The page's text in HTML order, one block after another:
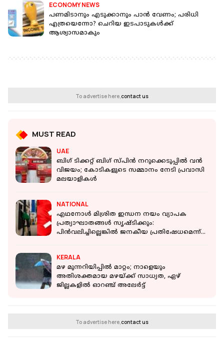
ECONOMY NEWS
പണമിടാനും എടുക്കാനും പാന്‍ വേണം; പരിധി
എത്രയെന്നോ? ചെറിയ ഇടപാടുകൾക്ക്
ആശ്വാസമാകും
To advertise here,contact us
MUST READ
UAE
ബിഗ് ടിക്കറ്റ് ബിഗ് സ്പിൻ നറുക്കെടുപ്പിൽ വൻ
വിജയം; കോടികളുടെ സമ്മാനം നേടി പ്രവാസി
മലയാളികൾ
NATIONAL
എഥനോൾ മിശ്രിത ഇന്ധന നയം വ്യാപക
പ്രത്യാഘാതങ്ങൾ സൃഷ്ടിക്കും:
പിൻവലിച്ചില്ലെങ്കിൽ ജനകീയ പ്രതിഷേധമെന്ന്
KERALA
മഴ മുന്നറിയിപ്പിൽ മാറ്റം; നാളെയും
അതിശക്തമായ മഴയ്ക്ക് സാധ്യത, ഏഴ്
ജില്ലകളിൽ ഓറഞ്ച് അലേർട്ട്
To advertise here,contact us